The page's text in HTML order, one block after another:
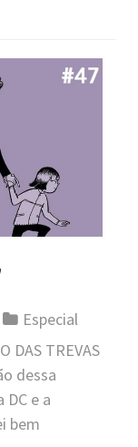
Especial
DAS TREVAS
dessa
e a
bem